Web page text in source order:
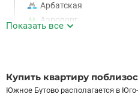
Арбатская
Аэропорт
Баррикадная
Показать все
Купить квартиру
Южное Бутово располагается в